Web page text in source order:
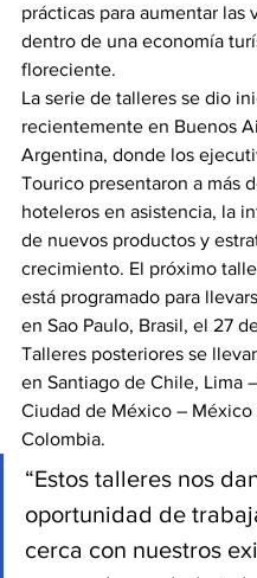
prácticas para aumentar las
dentro de una economía
floreciente.
La serie de talleres se dio
recientemente en Buenos
Argentina, donde los
Tourico presentaron a más
hoteleros en asistencia, la
de nuevos productos y
crecimiento. El próximo
está programado para
en Sao Paulo, Brasil, el 27
Talleres posteriores se
en Santiago de Chile, Lima
Ciudad de México – México
Colombia.
“Estos talleres nos
oportunidad de
cerca con nuestros